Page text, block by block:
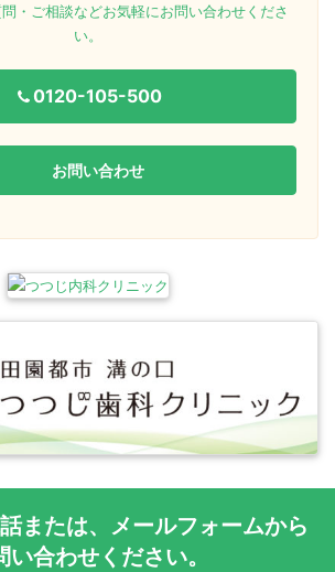
・ご相談などお気軽にお問い合わせくださ
い。
0120-105-500
お問い合わせ
または、 メールフォームから
い合わせください。